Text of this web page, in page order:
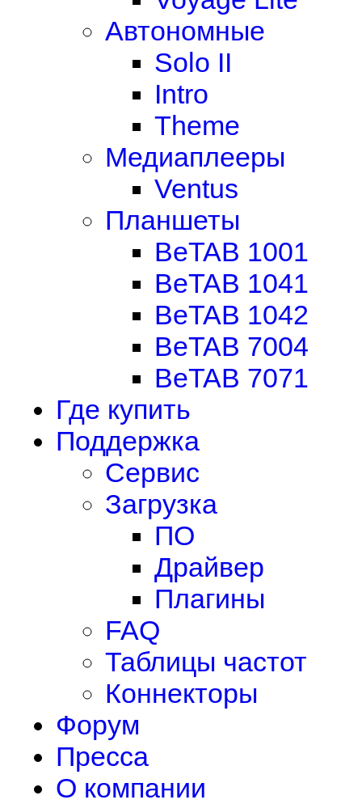
Автономные
Solo II
Intro
Theme
Медиаплееры
Ventus
Планшеты
BeTAB 1001
BeTAB 1041
BeTAB 1042
BeTAB 7004
BeTAB 7071
Где купить
Поддержка
Сервис
Загрузка
ПО
Драйвер
Плагины
FAQ
Таблицы частот
Коннекторы
Форум
Пресса
О компании